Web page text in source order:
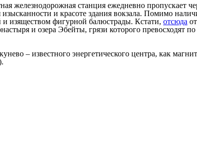
железнодорожная станция ежедневно пропускает
и красоте здания вокзала. Помимо
изяществом фигурной балюстрады. Кстати, отсюда
и озера Эбейты, грязи которого превосходят
– известного энергетического центра, как